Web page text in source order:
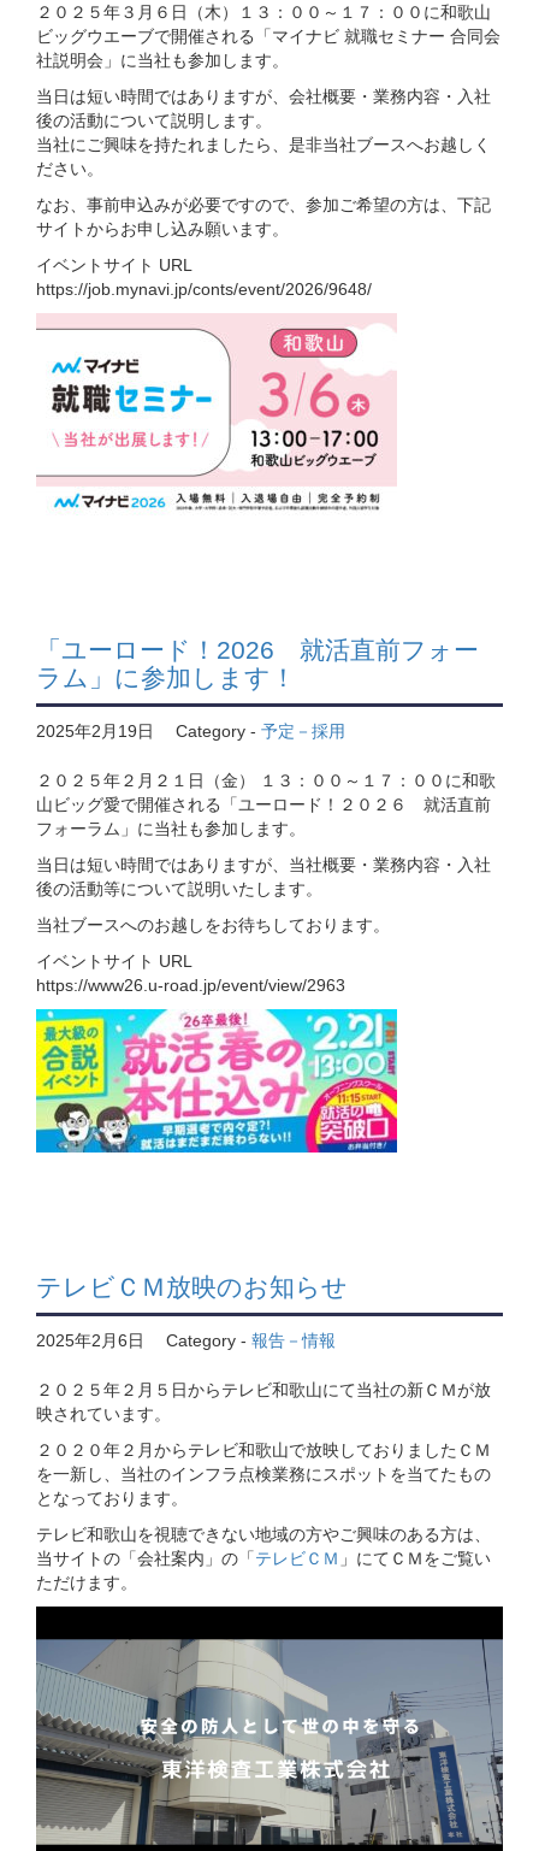
２０２５年３月６日（木）１３：００～１７：００に和歌山
ビッグウエーブで開催される「マイナビ 就職セミナー 合同会
社説明会」に当社も参加します。
当日は短い時間ではありますが、会社概要・業務内容・入社
後の活動について説明します。
当社にご興味を持たれましたら、是非当社ブースへお越しく
ださい。
なお、事前申込みが必要ですので、参加ご希望の方は、下記
サイトからお申し込み願います。
イベントサイト URL
https://job.mynavi.jp/conts/event/2026/9648/
「ユーロード！2026 就活直前フォー
ラム」に参加します！
2025年2月19日 Category - 予定－採用
２０２５年２月２１日（金） １３：００～１７：００に和歌
山ビッグ愛で開催される「ユーロード！２０２６ 就活直前
フォーラム」に当社も参加します。
当日は短い時間ではありますが、当社概要・業務内容・入社
後の活動等について説明いたします。
当社ブースへのお越しをお待ちしております。
イベントサイト URL
https://www26.u-road.jp/event/view/2963
テレビＣＭ放映のお知らせ
2025年2月6日 Category - 報告－情報
２０２５年２月５日からテレビ和歌山にて当社の新ＣＭが放
映されています。
２０２０年２月からテレビ和歌山で放映しておりましたＣＭ
を一新し、当社のインフラ点検業務にスポットを当てたもの
となっております。
テレビ和歌山を視聴できない地域の方やご興味のある方は、
当サイトの「会社案内」の「テレビＣＭ 」にてＣＭをご覧い
ただけます。